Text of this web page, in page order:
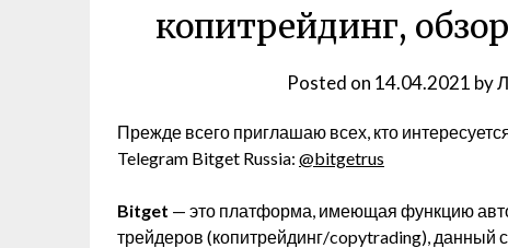
копитрейдинг,
Posted on 14.04.2021 by
Прежде всего приглашаю всех, кто
Telegram Bitget Russia: @bitgetrus
Bitget — это платформа, имеющая функцию
трейдеров (копитрейдинг/copytrading), данный